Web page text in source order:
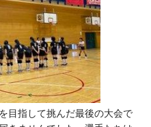
目指して挑んだ最後の大会で